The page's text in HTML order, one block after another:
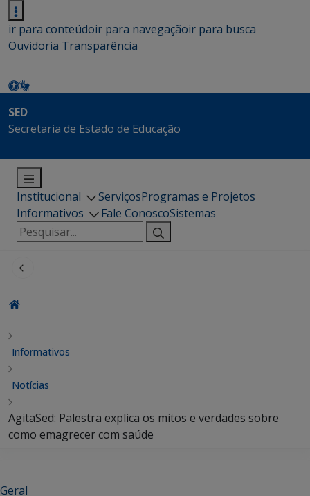
ir para conteúdoir para navegaçãoir para busca
Ouvidoria Transparência
SED
Secretaria de Estado de Educação
Institucional ServiçosProgramas e Projetos
Informativos
Fale ConoscoSistemas
Pesquisar
por:
Informativos
Notícias
AgitaSed: Palestra explica os mitos e verdades sobre
como emagrecer com saúde
Geral